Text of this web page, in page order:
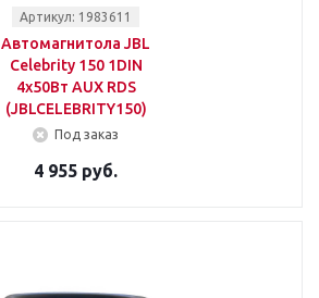
Артикул: 1983611
Автомагнитола JBL
Celebrity 150 1DIN
4x50Вт AUX RDS
(JBLCELEBRITY150)
Под заказ
4 955 руб.